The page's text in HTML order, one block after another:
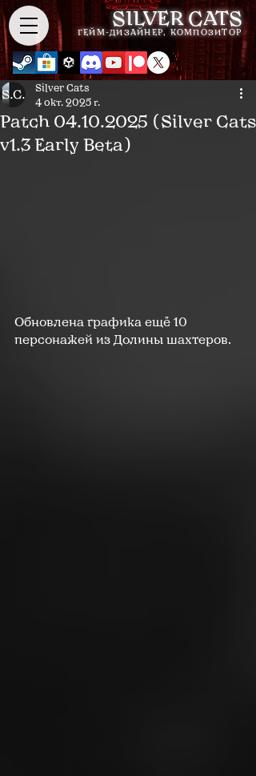
SILVER CATS
ГЕЙМ-ДИЗАЙНЕР, КОМПОЗИТОР
Patch 04.10.2025 (Silver Cats
v1.3 Early Beta)
Silver Cats
4 окт. 2025 г.
Обновлена графика ещё 10
персонажей из Долины шахтеров.